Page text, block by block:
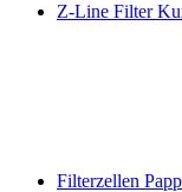
Z-Line Filter
Filterzellen